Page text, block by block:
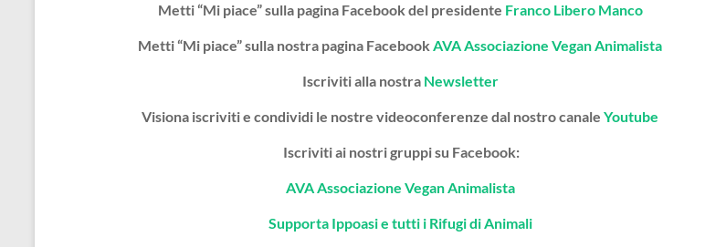
Metti “Mi piace” sulla pagina Facebook del presidente Franco Libero Manco
Metti “Mi piace” sulla nostra pagina Facebook AVA Associazione Vegan Animalista
Iscriviti alla nostraNewsletter
Visiona iscriviti e condividi le nostre videoconferenze dal nostro canale Youtube
Iscriviti ai nostri gruppi su Facebook:
AVA Associazione Vegan Animalista
Supporta Ippoasi e tutti i Rifugi di Animali